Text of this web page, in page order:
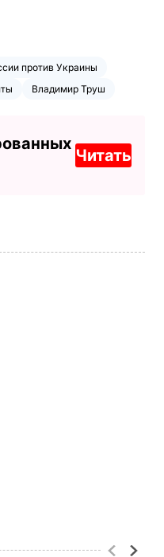
против Украины
Владимир Труш
Читать